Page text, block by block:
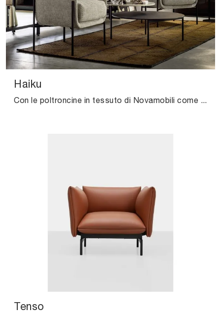
Haiku
Con le poltroncine in tessuto di Novamobili come il modello Haiku potrai completare il tuo concept d'arredo.
Tenso